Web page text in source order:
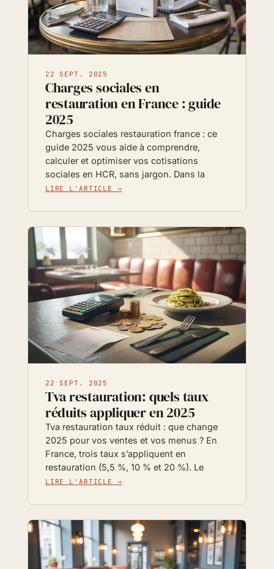
22 SEPT. 2025
Charges sociales en
restauration en France : guide
2025
Charges sociales restauration france : ce
guide 2025 vous aide à comprendre,
calculer et optimiser vos cotisations
sociales en HCR, sans jargon. Dans la
LIRE L'ARTICLE →
22 SEPT. 2025
Tva restauration: quels taux
réduits appliquer en 2025
Tva restauration taux réduit : que change
2025 pour vos ventes et vos menus ? En
France, trois taux s’appliquent en
restauration (5,5 %, 10 % et 20 %). Le
LIRE L'ARTICLE →